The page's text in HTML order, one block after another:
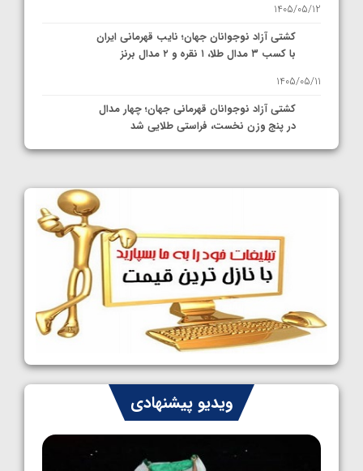
1405/05/12
کشتی آزاد نوجوانان جهان؛ نایب قهرمانی ایران
با کسب ۳ مدال طلا، ۱ نقره و ۲ مدال برنز
1405/05/11
کشتی آزاد نوجوانان قهرمانی جهان؛ چهار مدال
در پنج وزن نخست، فراستی طلایی شد
1405/05/11
کشتی آزاد نوجوانان جهان؛ رقبای نمایندگان
ایران مشخص شدند
1405/05/08
کشتی فرنگی نوجوانان جهان؛ سکوی تیمی
سوم برای ایران
1405/05/07
ایران چشم به راه چهار مدال در پنج وزن دوم
کشتی فرنگی نوجوانان جهان
1405/05/06
ویدیو پیشنهادی